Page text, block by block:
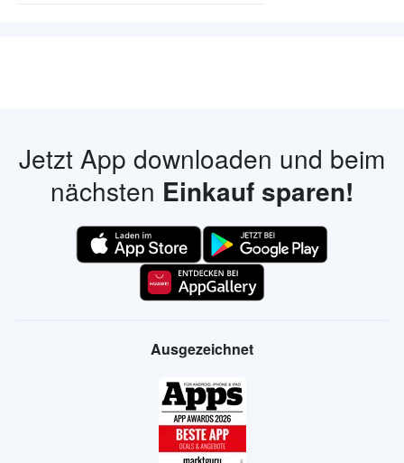
Jetzt App downloaden und beim
nächsten Einkauf sparen!
Ausgezeichnet